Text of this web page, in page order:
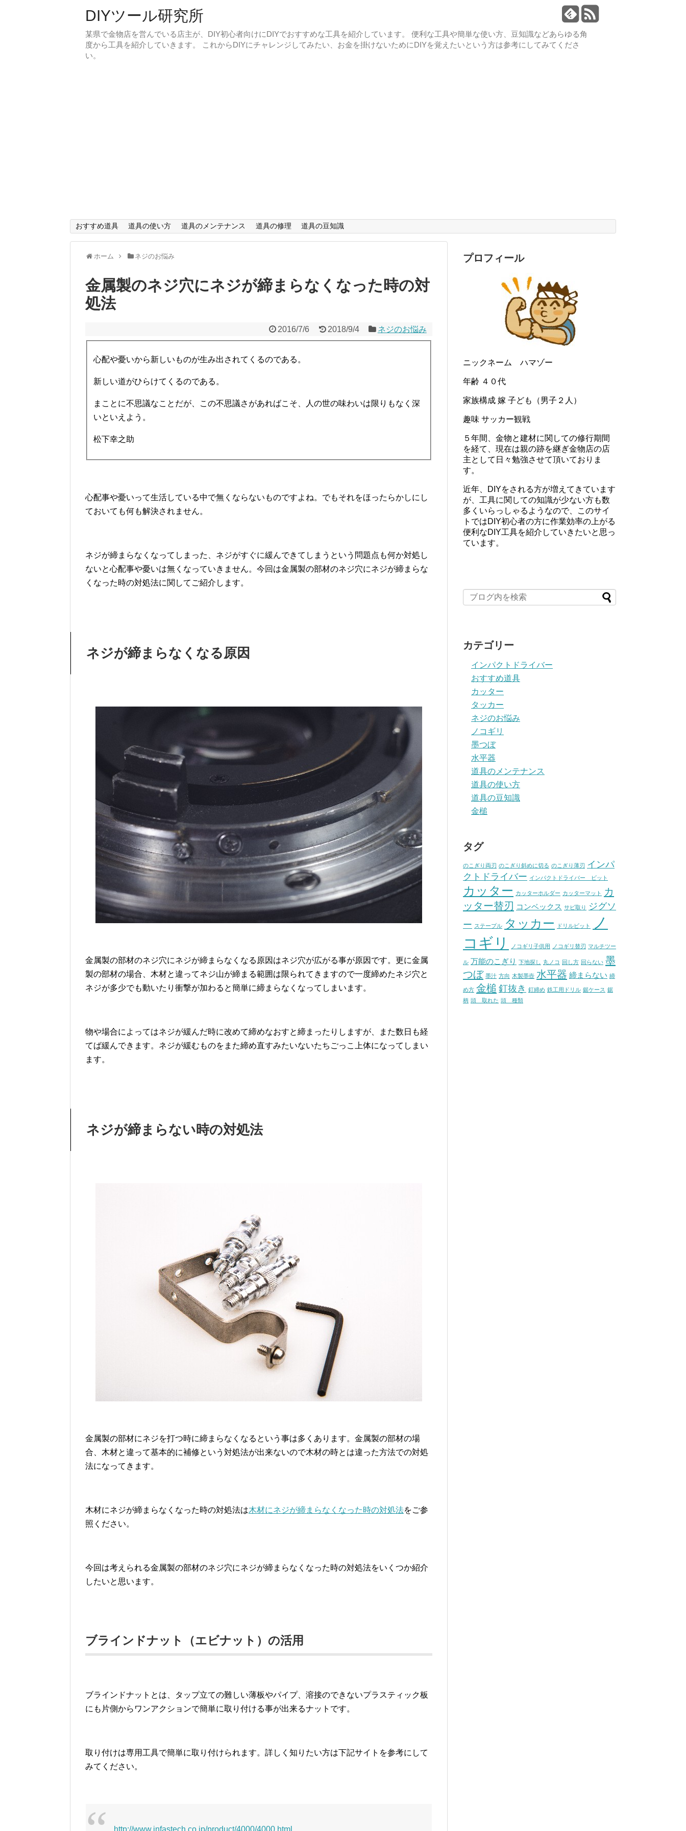
DIYツール研究所
某県で金物店を営んでいる店主が、DIY初心者向けにDIYでおすすめな工具を紹介しています。 便利な工具や簡単な使い方、豆知識などあらゆる角
度から工具を紹介していきます。 これからDIYにチャレンジしてみたい、お金を掛けないためにDIYを覚えたいという方は参考にしてみてくださ
い。
おすすめ道具 道具の使い方 道具のメンテナンス 道具の修理 道具の豆知識
ホーム ネジのお悩み
金属製のネジ穴にネジが締まらなくなった時の対
処法
2016/7/6 2018/9/4 ネジのお悩み
心配や憂いから新しいものが生み出されてくるのである。
新しい道がひらけてくるのである。
まことに不思議なことだが、この不思議さがあればこそ、人の世の味わいは限りもなく深
いといえよう。
松下幸之助
心配事や憂いって生活している中で無くならないものですよね。でもそれをほったらかしにし
ておいても何も解決されません。
ネジが締まらなくなってしまった、ネジがすぐに緩んできてしまうという問題点も何か対処し
ないと心配事や憂いは無くなっていきません。今回は金属製の部材のネジ穴にネジが締まらな
くなった時の対処法に関してご紹介します。
ネジが締まらなくなる原因
金属製の部材のネジ穴にネジが締まらなくなる原因はネジ穴が広がる事が原因です。更に金属
製の部材の場合、木材と違ってネジ山が締まる範囲は限られてきますので一度締めたネジ穴と
ネジが多少でも動いたり衝撃が加わると簡単に締まらなくなってしまいます。
物や場合によってはネジが緩んだ時に改めて締めなおすと締まったりしますが、また数日も経
てば緩んできます。ネジが緩むものをまた締め直すみたいないたちごっこ上体になってしまい
ます。
ネジが締まらない時の対処法
金属製の部材にネジを打つ時に締まらなくなるという事は多くあります。金属製の部材の場
合、木材と違って基本的に補修という対処法が出来ないので木材の時とは違った方法での対処
法になってきます。
木材にネジが締まらなくなった時の対処法は木材にネジが締まらなくなった時の対処法をご参
照ください。
今回は考えられる金属製の部材のネジ穴にネジが締まらなくなった時の対処法をいくつか紹介
したいと思います。
ブラインドナット（エビナット）の活用
ブラインドナットとは、タップ立ての難しい薄板やパイプ、溶接のできないプラスティック板
にも片側からワンアクションで簡単に取り付ける事が出来るナットです。
取り付けは専用工具で簡単に取り付けられます。詳しく知りたい方は下記サイトを参考にして
みてください。
http://www.infastech.co.jp/product/4000/4000.html
プロフィール
ニックネーム ハマゾー
年齢 ４０代
家族構成 嫁 子ども（男子２人）
趣味 サッカー観戦
５年間、金物と建材に関しての修行期間
を経て、現在は親の跡を継ぎ金物店の店
主として日々勉強させて頂いておりま
す。
近年、DIYをされる方が増えてきています
が、工具に関しての知識が少ない方も数
多くいらっしゃるようなので、このサイ
トではDIY初心者の方に作業効率の上がる
便利なDIY工具を紹介していきたいと思っ
ています。
カテゴリー
インパクトドライバー
おすすめ道具
カッター
タッカー
ネジのお悩み
ノコギリ
墨つぼ
水平器
道具のメンテナンス
道具の使い方
道具の豆知識
金槌
タグ
のこぎり両刃 のこぎり斜めに切る のこぎり薄刃
インパ
クトドライバー インパクトドライバー ビット
カッター カッターホルダー カッターマット
カ
ッター替刃 コンベックス サビ取り
ジグソ
ー ステープル タッカー ドリルビット
ノ
コギリ
ノコギリ子供用 ノコギリ替刃 マルチツー
ル 万能のこぎり 下地探し 丸ノコ 回し方 回らない 墨
つぼ 墨汁 方向 木製墨壺 水平器 締まらない 締
め方 金槌 釘抜き 釘締め 鉄工用ドリル 鋸ケース 鋸
柄 頭 取れた 頭 種類